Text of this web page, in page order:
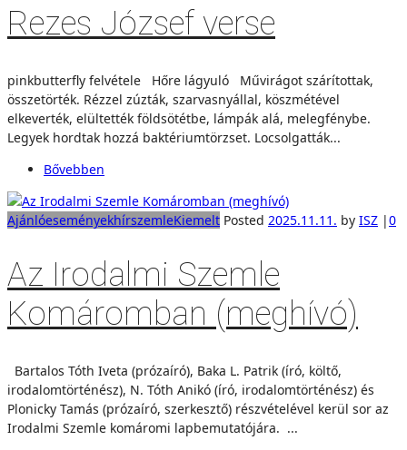
Rezes József verse
pinkbutterfly felvétele Hőre lágyuló Művirágot szárítottak,
összetörték. Rézzel zúzták, szarvasnyállal, köszmétével
elkeverték, elültették földsötétbe, lámpák alá, melegfénybe.
Legyek hordtak hozzá baktériumtörzset. Locsolgatták...
Bővebben
AjánlóeseményekhírszemleKiemelt Posted 2025.11.11. by ISZ |0
Az Irodalmi Szemle
Komáromban (meghívó)
Bartalos Tóth Iveta (prózaíró), Baka L. Patrik (író, költő,
irodalomtörténész), N. Tóth Anikó (író, irodalomtörténész) és
Plonicky Tamás (prózaíró, szerkesztő) részvételével kerül sor az
Irodalmi Szemle komáromi lapbemutatójára. ...